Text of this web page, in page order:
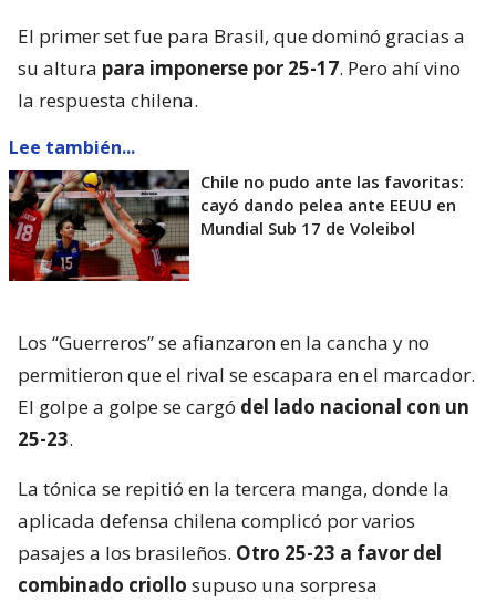
El primer set fue para Brasil, que dominó gracias a
su altura para imponerse por 25-17. Pero ahí vino
la respuesta chilena.
Lee también...
Chile no pudo ante las favoritas:
cayó dando pelea ante EEUU en
Mundial Sub 17 de Voleibol
Los “Guerreros” se afianzaron en la cancha y no
permitieron que el rival se escapara en el marcador.
El golpe a golpe se cargó del lado nacional con un
25-23.
La tónica se repitió en la tercera manga, donde la
aplicada defensa chilena complicó por varios
pasajes a los brasileños. Otro 25-23 a favor del
combinado criollo supuso una sorpresa